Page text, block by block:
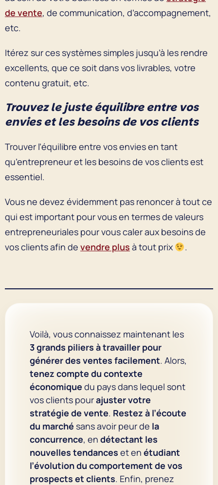
de vente, de communication, d’accompagnement,
etc.
Itérez sur ces systèmes simples jusqu’à les rendre
excellents, que ce soit dans vos livrables, votre
contenu gratuit, etc.
Trouvez le juste équilibre entre vos
envies et les besoins de vos clients
Trouver l’équilibre entre vos envies en tant
qu’entrepreneur et les besoins de vos clients est
essentiel.
Vous ne devez évidemment pas renoncer à tout ce
qui est important pour vous en termes de valeurs
entrepreneuriales pour vous caler aux besoins de
vos clients afin de vendre plus à tout prix .
Voilà, vous connaissez maintenant les
3 grands piliers à travailler pour
générer des ventes facilement. Alors,
tenez compte du contexte
économique du pays dans lequel sont
vos clients pourajuster votre
stratégie de vente. Restez à l’écoute
du marché sans avoir peur de la
concurrence, en détectant les
nouvelles tendances et en étudiant
l’évolution du comportement de vos
prospects et clients. Enfin, prenez